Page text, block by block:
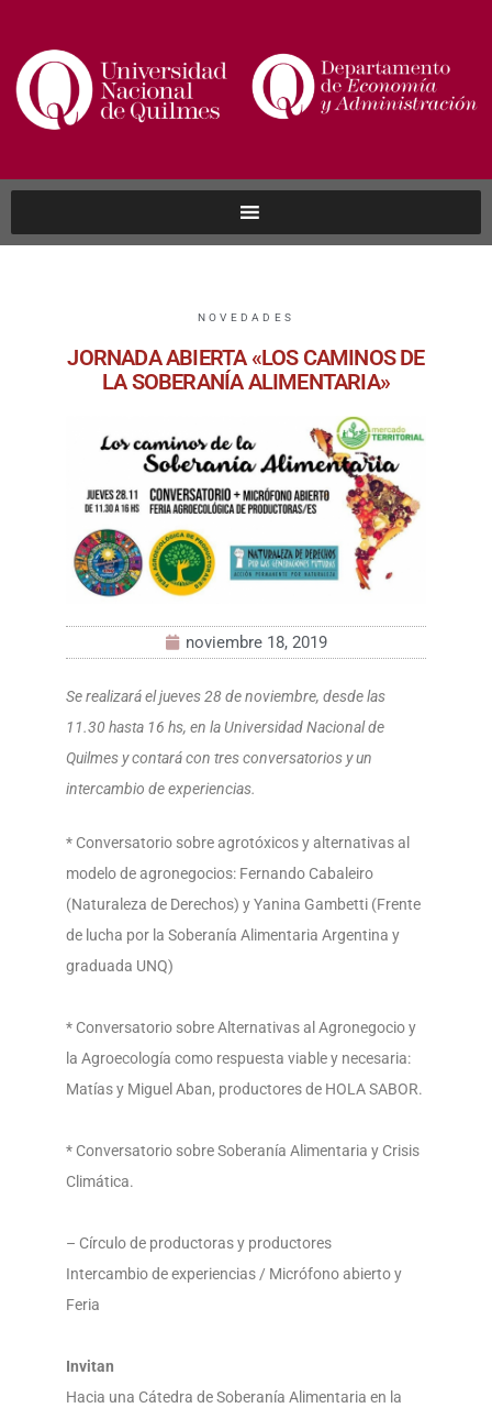
NOVEDADES
JORNADA ABIERTA «LOS CAMINOS DE
LA SOBERANÍA ALIMENTARIA»
noviembre 18, 2019
Se realizará el jueves 28 de noviembre, desde las
11.30 hasta 16 hs, en la Universidad Nacional de
Quilmes y contará con tres conversatorios y un
intercambio de experiencias.
* Conversatorio sobre agrotóxicos y alternativas al
modelo de agronegocios: Fernando Cabaleiro
(Naturaleza de Derechos) y Yanina Gambetti (Frente
de lucha por la Soberanía Alimentaria Argentina y
graduada UNQ)
* Conversatorio sobre Alternativas al Agronegocio y
la Agroecología como respuesta viable y necesaria:
Matías y Miguel Aban, productores de HOLA SABOR.
* Conversatorio sobre Soberanía Alimentaria y Crisis
Climática.
– Círculo de productoras y productores
Intercambio de experiencias / Micrófono abierto y
Feria
Invitan
Hacia una Cátedra de Soberanía Alimentaria en la